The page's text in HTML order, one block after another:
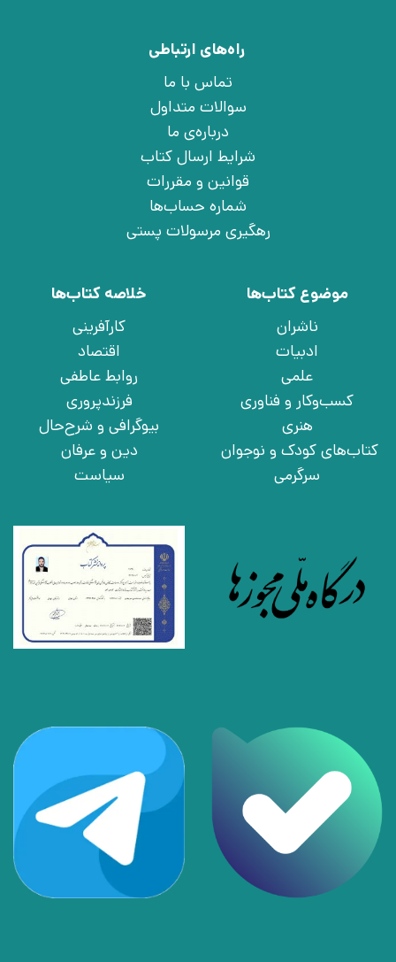
راه‌های ارتباطی
تماس با ما
سوالات متداول
درباره‌ی ما
شرایط ارسال کتاب
قوانین و مقررات
شماره حساب‌ها
رهگیری مرسولات پستی
موضوع کتاب‌ها
ناشران
ادبیات
علمی
کسب‌وکار و فناوری
هنری
کتاب‌های کودک و نوجوان
سرگرمی
خلاصه کتاب‌ها
کارآفرینی
اقتصاد
روابط عاطفی
فرزندپروری
بیوگرافی و شرح‌حال
دین و عرفان
سیاست